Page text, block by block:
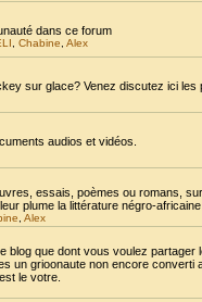
dans ce forum
Chabine Alex
sur glace? Venez discutez ici
audios et vidéos.
essais, poèmes ou romans,
plume la littérature négro-africaine .
Alex
blog que dont vous voulez
un grioonaute non encore
le votre.